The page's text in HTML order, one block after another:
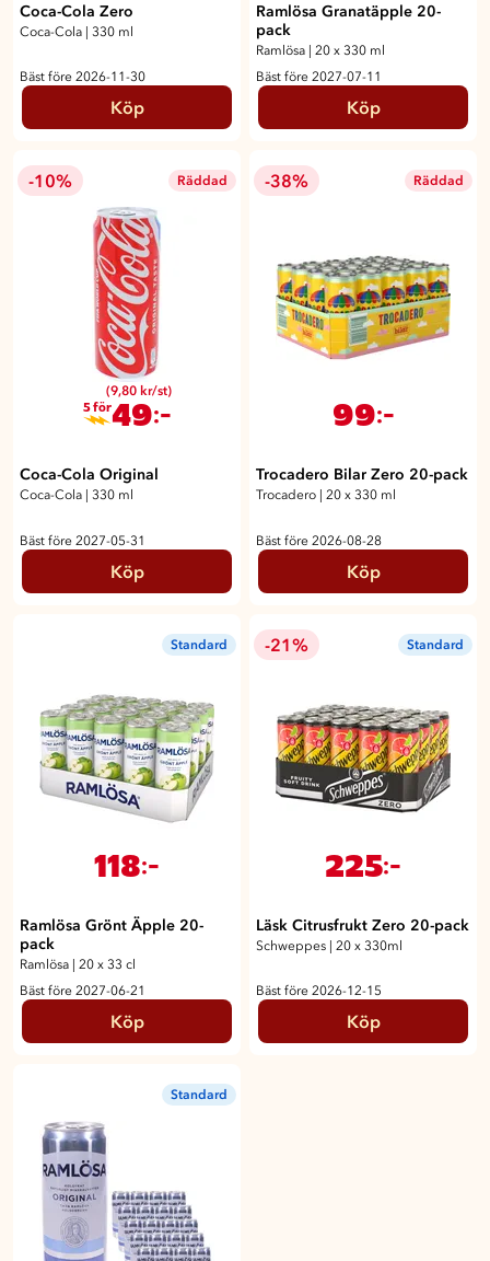
Coca-Cola Zero
Coca-Cola | 330 ml
Bäst före 2026-11-30
Köp
Ramlösa Granatäpple 20-
pack
Ramlösa | 20 x 330 ml
Bäst före 2027-07-11
Köp
-10% Räddad
(9,80 kr/st)
5 för49:-
Coca-Cola Original
Coca-Cola 330 ml
Bäst före 2027-05-31
Köp
-38% Räddad
99:-
Trocadero Bilar Zero 20-pack
Trocadero 20 x 330 ml
Bäst före 2026-08-28
Köp
Standard
118:-
Ramlösa Grönt Äpple 20-
pack
Ramlösa | 20 x 33 cl
Bäst före 2027-06-21
Köp
-21% Standard
225:-
Läsk Citrusfrukt Zero 20-pack
Schweppes | 20 x 330ml
Bäst före 2026-12-15
Köp
Standard